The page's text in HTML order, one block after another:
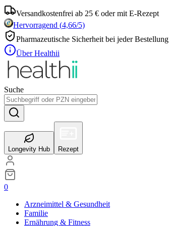
Versandkostenfrei ab 25 € oder mit E-Rezept
Hervorragend (4,66/5)
Pharmazeutische Sicherheit bei jeder Bestellung
Über Healthii
Suche
Longevity Hub Rezept
0
Arzneimittel & Gesundheit
Familie
Ernährung & Fitness